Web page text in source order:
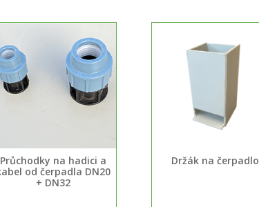
Průchodky na hadici a
od čerpadla DN20
+ DN32
Držák na čerpadlo